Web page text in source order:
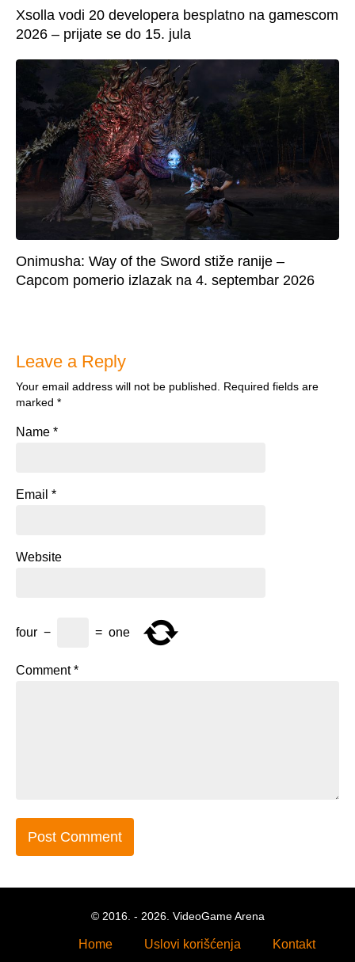
Xsolla vodi 20 developera besplatno na gamescom
2026 – prijate se do 15. jula
Onimusha: Way of the Sword stiže ranije –
Capcom pomerio izlazak na 4. septembar 2026
Leave a Reply
Your email address will not be published. Required fields are
marked *
Name *
Email *
Website
four − = one
Comment*
© 2016. - 2026. VideoGame Arena
Home Uslovi korišćenja Kontakt